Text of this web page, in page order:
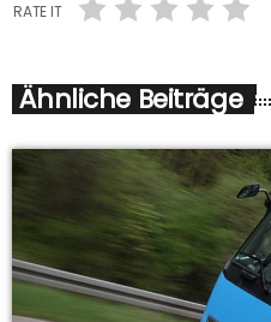
RATE IT
Ähnliche Beiträge